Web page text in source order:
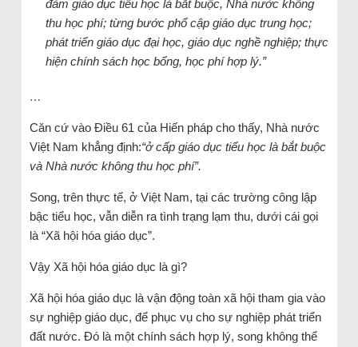
đảm giáo dục tiểu học là bắt buộc, Nhà nước không
thu học phí; từng bước phổ cập giáo dục trung học;
phát triển giáo dục đại học, giáo dục nghề nghiệp; thực
hiện chính sách học bổng, học phí hợp lý.”
…
Căn cứ vào Điều 61 của Hiến pháp cho thấy, Nhà nước
Việt Nam khẳng định:“ở cấp giáo dục tiểu học là bắt buộc
và Nhà nước không thu học phí”.
Song, trên thực tế, ở Việt Nam, tại các trường công lập
bậc tiểu học, vẫn diễn ra tình trạng lạm thu, dưới cái gọi
là “Xã hội hóa giáo dục”.
Vậy Xã hội hóa giáo dục là gì?
Xã hội hóa giáo dục là vận động toàn xã hội tham gia vào
sự nghiệp giáo dục, để phục vụ cho sự nghiệp phát triển
đất nước. Đó là một chính sách hợp lý, song không thể